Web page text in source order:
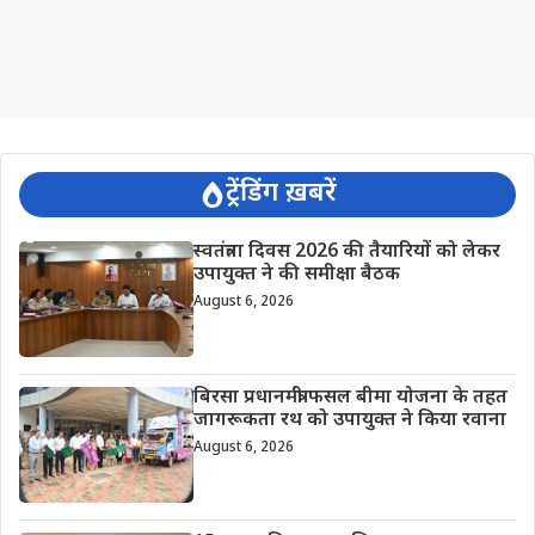
ट्रेंडिंग ख़बरें
स्वतंत्रता दिवस 2026 की तैयारियों को लेकर
उपायुक्त ने की समीक्षा बैठक
August 6, 2026
बिरसा प्रधानमंत्री फसल बीमा योजना के तहत
जागरूकता रथ को उपायुक्त ने किया रवाना
August 6, 2026